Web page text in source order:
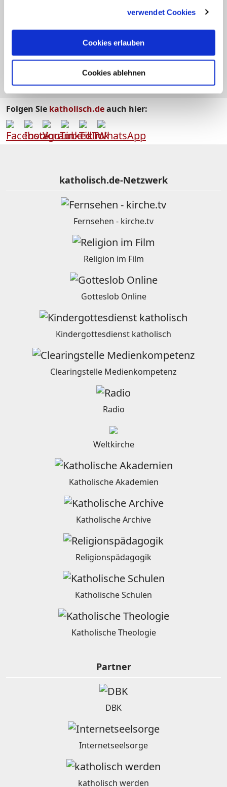
verwendet Cookies
Cookies erlauben
Cookies ablehnen
Meinwerk
05.06
Winfried Bonifatius (Bonifaz)
Folgen Sie katholisch.deauch hier:
katholisch.de-Netzwerk
Fernsehen - kirche.tv
Religion im Film
Gotteslob Online
Kindergottesdienst katholisch
Clearingstelle Medienkompetenz
Radio
Weltkirche
Katholische Akademien
Katholische Archive
Religionspädagogik
Katholische Schulen
Katholische Theologie
Partner
DBK
Internetseelsorge
katholisch werden